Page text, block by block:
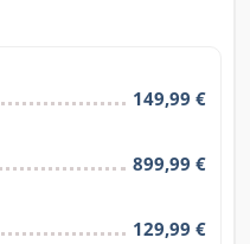
149,99 €
899,99 €
129,99 €